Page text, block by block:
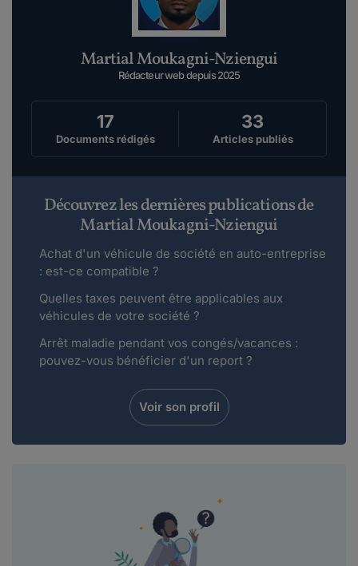
Martial Moukagni-Nziengui
Rédacteur web depuis 2025
17
Documents rédigés
33
Articles publiés
Découvrez les dernières publications de
Martial Moukagni-Nziengui
Achat d'un véhicule de société en auto-entreprise
: est-ce compatible ?
Quelles taxes peuvent être applicables aux
véhicules de votre société ?
Arrêt maladie pendant vos congés/vacances :
pouvez-vous bénéficier d'un report ?
Voir son profil